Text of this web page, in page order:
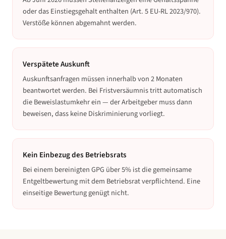
oder das Einstiegsgehalt enthalten (Art. 5 EU-RL 2023/970).
Verstöße können abgemahnt werden.
Verspätete Auskunft
Auskunftsanfragen müssen innerhalb von 2 Monaten
beantwortet werden. Bei Fristversäumnis tritt automatisch
die Beweislastumkehr ein — der Arbeitgeber muss dann
beweisen, dass keine Diskriminierung vorliegt.
Kein Einbezug des Betriebsrats
Bei einem bereinigten GPG über 5% ist die gemeinsame
Entgeltbewertung mit dem Betriebsrat verpflichtend. Eine
einseitige Bewertung genügt nicht.